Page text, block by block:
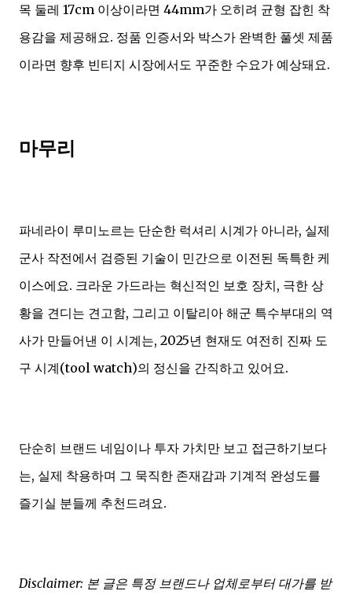
목 둘레 17cm 이상이라면 44mm가 오히려 균형 잡힌 착
용감을 제공해요. 정품 인증서와 박스가 완벽한 풀셋 제품
이라면 향후 빈티지 시장에서도 꾸준한 수요가 예상돼요.
마무리
파네라이 루미노르는 단순한 럭셔리 시계가 아니라, 실제
군사 작전에서 검증된 기술이 민간으로 이전된 독특한 케
이스에요. 크라운 가드라는 혁신적인 보호 장치, 극한 상
황을 견디는 견고함, 그리고 이탈리아 해군 특수부대의 역
사가 만들어낸 이 시계는, 2025년 현재도 여전히 진짜 도
구 시계(tool watch)의 정신을 간직하고 있어요.
단순히 브랜드 네임이나 투자 가치만 보고 접근하기보다
는, 실제 착용하며 그 묵직한 존재감과 기계적 완성도를
즐기실 분들께 추천드려요.
Disclaimer: 본 글은 특정 브랜드나 업체로부터 대가를 받